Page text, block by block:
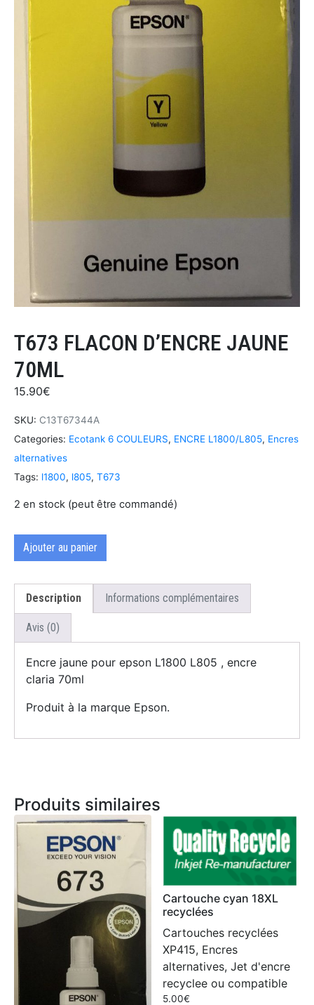
T673 FLACON D’ENCRE JAUNE
70ML
15.90€
SKU: C13T67344A
Categories: Ecotank 6 COULEURS, ENCRE L1800/L805, Encres
alternatives
Tags: l1800, l805, T673
2 en stock (peut être commandé)
Ajouter au panier
Description Informations complémentaires
Avis (0)
Encre jaune pour epson L1800 L805 , encre
claria 70ml
Produit à la marque Epson.
Produits similaires
Cartouche cyan 18XL
recyclées
Cartouches recyclées
XP415, Encres
alternatives, Jet d'encre
recyclee ou compatible
5.00€